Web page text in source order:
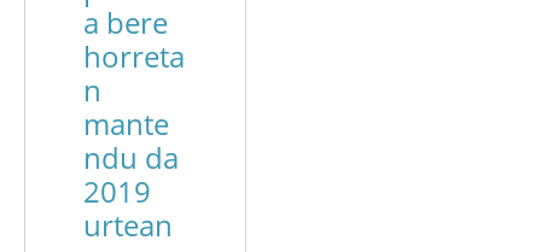
a bere
horreta
n
mante
ndu da
2019
urtean